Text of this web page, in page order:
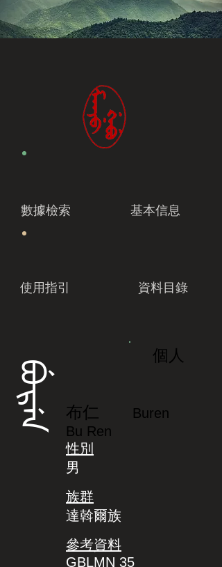
數據檢索 基本信息
使用指引 資料目錄
ᠪᡠᡵᡝᠨ
個人
布仁
Buren
Bu Ren
性別
男
族群
達斡爾族
參考資料
GBLMN 35